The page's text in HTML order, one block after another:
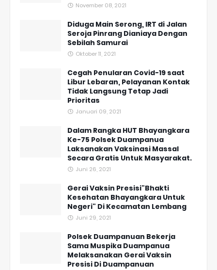
November 08, 2021
Diduga Main Serong, IRT di Jalan
Seroja Pinrang Dianiaya Dengan
Sebilah Samurai
Oktober 11, 2021
Cegah Penularan Covid-19 saat
Libur Lebaran, Pelayanan Kontak
Tidak Langsung Tetap Jadi
Prioritas
Januari 09, 2021
Dalam Rangka HUT Bhayangkara
Ke-75 Polsek Duampanua
Laksanakan Vaksinasi Massal
Secara Gratis Untuk Masyarakat.
Juni 26, 2021
Gerai Vaksin Presisi"Bhakti
Kesehatan Bhayangkara Untuk
Negeri" Di Kecamatan Lembang
Juni 29, 2021
Polsek Duampanuan Bekerja
Sama Muspika Duampanua
Melaksanakan Gerai Vaksin
Presisi Di Duampanuan